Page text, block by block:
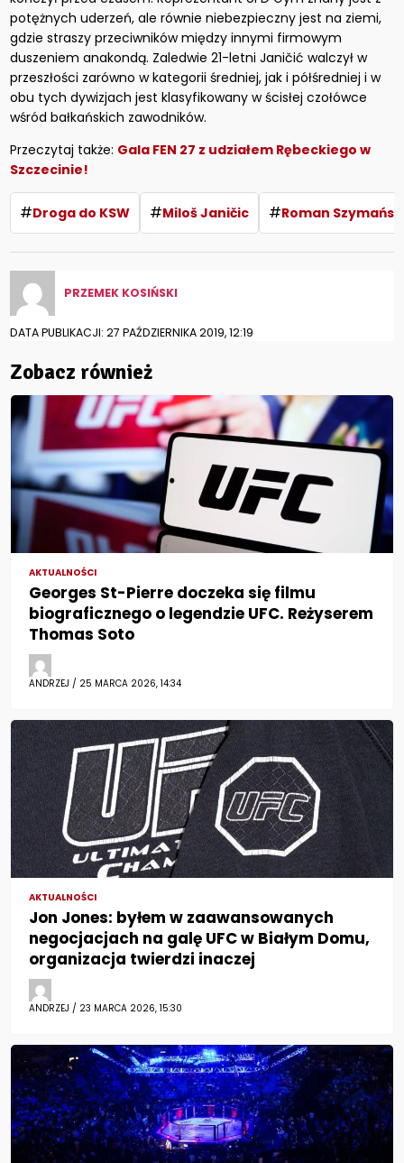
potężnych uderzeń, ale równie niebezpieczny jest na ziemi,
gdzie straszy przeciwników między innymi firmowym
duszeniem anakondą. Zaledwie 21-letni Janičić walczył w
przeszłości zarówno w kategorii średniej, jak i półśredniej i w
obu tych dywizjach jest klasyfikowany w ścisłej czołówce
wśród bałkańskich zawodników.
Przeczytaj także: Gala FEN 27 z udziałem Rębeckiego w
Szczecinie!
#Droga do KSW #Miloš Janičic #Roman
PRZEMEK KOSIŃSKI
DATA PUBLIKACJI: 27 PAŹDZIERNIKA 2019, 12:19
Zobacz również
AKTUALNOŚCI
Georges St-Pierre doczeka się filmu
biograficznego o legendzie UFC. Reżyserem
Thomas Soto
ANDRZEJ / 25 MARCA 2026, 14:34
AKTUALNOŚCI
Jon Jones: byłem w zaawansowanych
negocjacjach na galę UFC w Białym Domu,
organizacja twierdzi inaczej
ANDRZEJ / 23 MARCA 2026, 15:30